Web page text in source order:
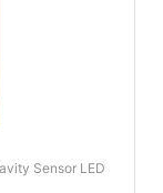
Sensor LED